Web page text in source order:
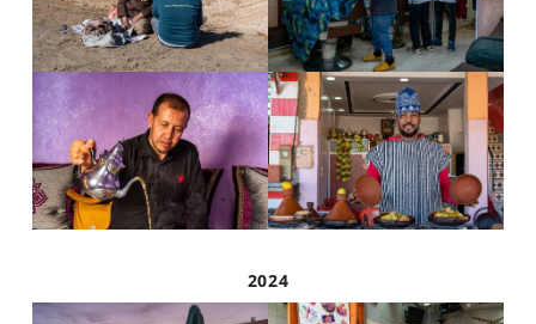
2024